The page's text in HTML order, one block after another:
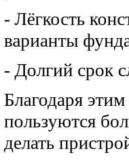
- Лёгкость
варианты
- Долгий срок
Благодаря
пользуются
делать